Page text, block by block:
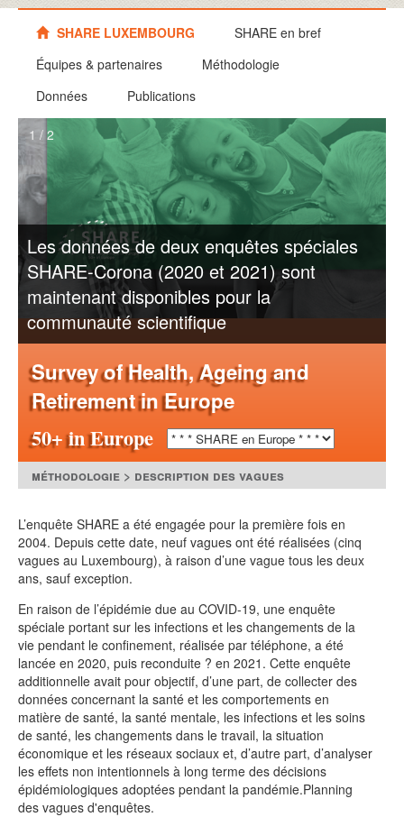
SHARE LUXEMBOURG
SHARE en bref
Équipes & partenaires
Méthodologie
Données
Publications
1 / 2
Les données de deux enquêtes spéciales
SHARE-Corona (2020 et 2021) sont
maintenant disponibles pour la
communauté scientifique
Survey of Health, Ageing and
Retirement in Europe
50+ in Europe
méthodologie > description des vagues
L’enquête SHARE a été engagée pour la première fois en
2004. Depuis cette date, neuf vagues ont été réalisées (cinq
vagues au Luxembourg), à raison d’une vague tous les deux
ans, sauf exception.
En raison de l’épidémie due au COVID-19, une enquête
spéciale portant sur les infections et les changements de la
vie pendant le confinement, réalisée par téléphone, a été
lancée en 2020, puis reconduite ? en 2021. Cette enquête
additionnelle avait pour objectif, d’une part, de collecter des
données concernant la santé et les comportements en
matière de santé, la santé mentale, les infections et les soins
de santé, les changements dans le travail, la situation
économique et les réseaux sociaux et, d’autre part, d’analyser
les effets non intentionnels à long terme des décisions
épidémiologiques adoptées pendant la pandémie.Planning
des vagues d'enquêtes.